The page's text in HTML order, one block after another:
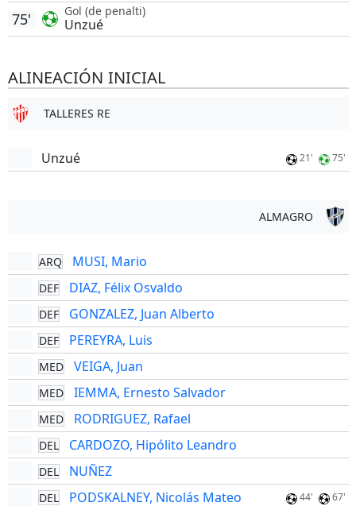
Gol (de penalti)
Unzué
75'
ALINEACIÓN INICIAL
TALLERES RE
Unzué 21' 75'
ALMAGRO
ARQ MUSI, Mario
DEF DIAZ, Félix Osvaldo
DEF GONZALEZ, Juan Alberto
DEF PEREYRA, Luis
MED VEIGA, Juan
MED IEMMA, Ernesto Salvador
MED RODRIGUEZ, Rafael
DEL CARDOZO, Hipólito Leandro
DEL NUÑEZ
DEL PODSKALNEY, Nicolás Mateo 44' 67'